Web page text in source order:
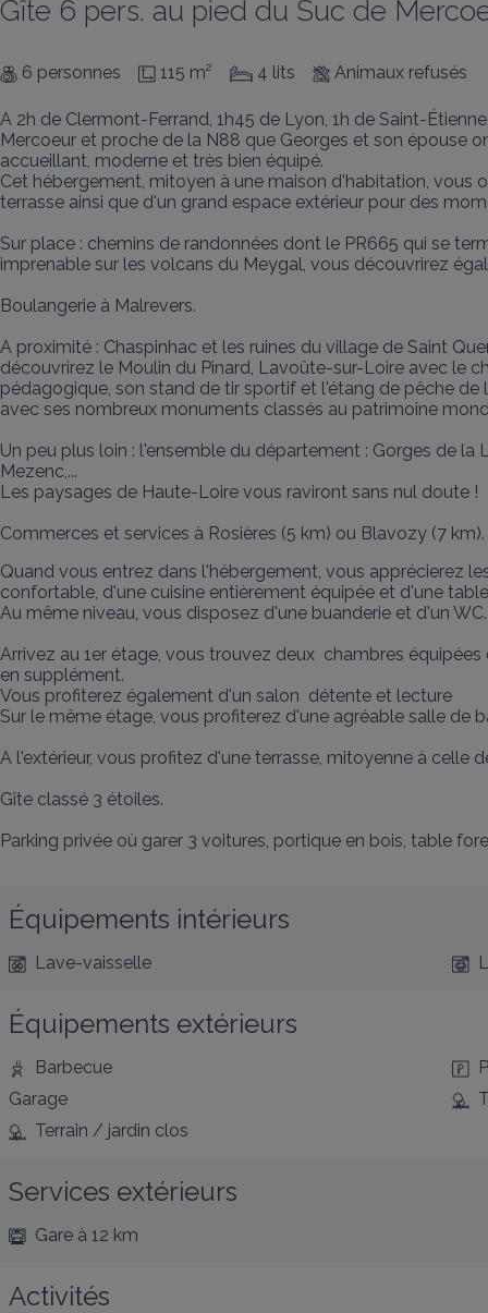
Gîte 6 pers. au pied du Suc de
6 personnes 115 m² 4 lits Animaux refusés
A 2h de Clermont-Ferrand, 1h45 de Lyon, 1h de Saint-
Mercoeur et proche de la N88 que Georges et son épouse
accueillant, moderne et très bien équipé.
Cet hébergement, mitoyen à une maison d'habitation, vous
terrasse ainsi que d'un grand espace extérieur pour des
Sur place : chemins de randonnées dont le PR665 qui se
imprenable sur les volcans du Meygal, vous découvrirez
Boulangerie à Malrevers.
A proximité : Chaspinhac et les ruines du village de Saint
découvrirez le Moulin du Pinard, Lavoûte-sur-Loire avec le
pédagogique, son stand de tir sportif et l'étang de pêche
avec ses nombreux monuments classés au patrimoine
Un peu plus loin : l'ensemble du département : Gorges de
Mezenc,...
Les paysages de Haute-Loire vous raviront sans nul doute !
Commerces et services à Rosières (5 km) ou Blavozy (7 km).
Quand vous entrez dans l'hébergement, vous apprécierez
confortable, d'une cuisine entièrement équipée et d'une
Au même niveau, vous disposez d'une buanderie et d'un WC.
Arrivez au 1er étage, vous trouvez deux  chambres
en supplément.
Vous profiterez également d'un salon  détente et lecture
Sur le même étage, vous profiterez d'une agréable salle de
A l'extérieur, vous profitez d'une terrasse, mitoyenne à celle
Gîte classé 3 étoiles.
Parking privée où garer 3 voitures, portique en bois, table
Équipements intérieurs
Lave-vaisselle
Équipements extérieurs
Barbecue
Garage
Terrain / jardin clos
Services extérieurs
Gare à 12 km
Activités